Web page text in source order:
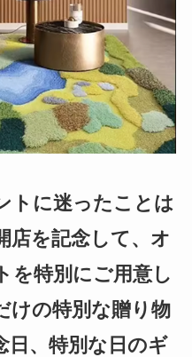
トに迷ったことは
店を記念して、オ
を特別にご用意し
けの特別な贈り物
日、特別な日のギ